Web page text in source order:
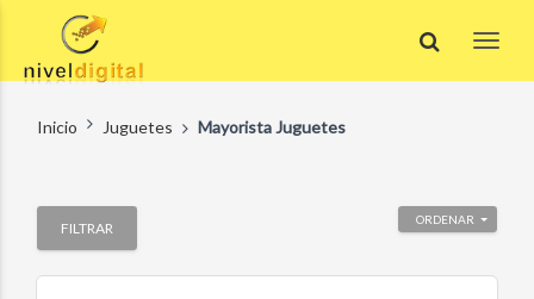
Inicio Juguetes Mayorista Juguetes
ORDENAR
FILTRAR